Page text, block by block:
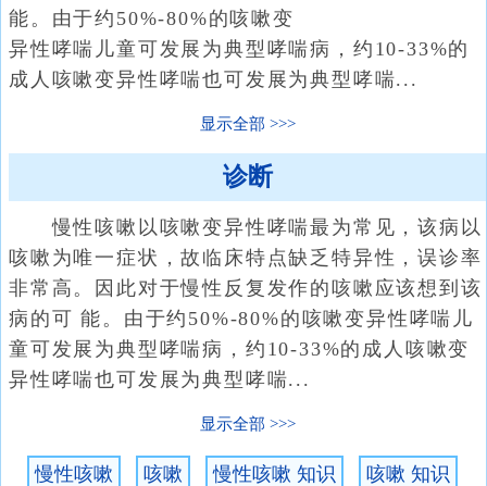
能。由于约50%-80%的咳嗽变
异性哮喘儿童可发展为典型哮喘病，约10-33%的
成人咳嗽变异性哮喘也可发展为典型哮喘...
显示全部
诊断
慢性咳嗽以咳嗽变异性哮喘最为常见，该病以
咳嗽为唯一症状，故临床特点缺乏特异性，误诊率
非常高。因此对于慢性反复发作的咳嗽应该想到该
病的可 能。由于约50%-80%的咳嗽变异性哮喘儿
童可发展为典型哮喘病，约10-33%的成人咳嗽变
异性哮喘也可发展为典型哮喘...
显示全部
慢性咳嗽 咳嗽 慢性咳嗽 知识 咳嗽 知识